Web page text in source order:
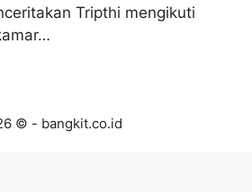
Tripthi mengikuti
© - bangkit.co.id